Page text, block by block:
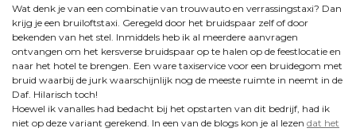
Wat denk je van een combinatie van trouwauto en verrassingstaxi? Dan
krijg je een bruiloftstaxi. Geregeld door het bruidspaar zelf of door
bekenden van het stel. Inmiddels heb ik al meerdere aanvragen
ontvangen om het kersverse bruidspaar op te halen op de feestlocatie en
naar het hotel te brengen. Een ware taxiservice voor een bruidegom met
bruid waarbij de jurk waarschijnlijk nog de meeste ruimte in neemt in de
Daf. Hilarisch toch!
Hoewel ik vanalles had bedacht bij het opstarten van dit bedrijf, had ik
niet op deze variant gerekend. In een van de blogs kon je al lezen dat het